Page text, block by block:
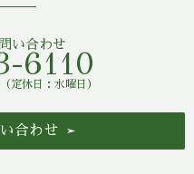
い合わせ
6110
定休日：水曜日）
合わせ